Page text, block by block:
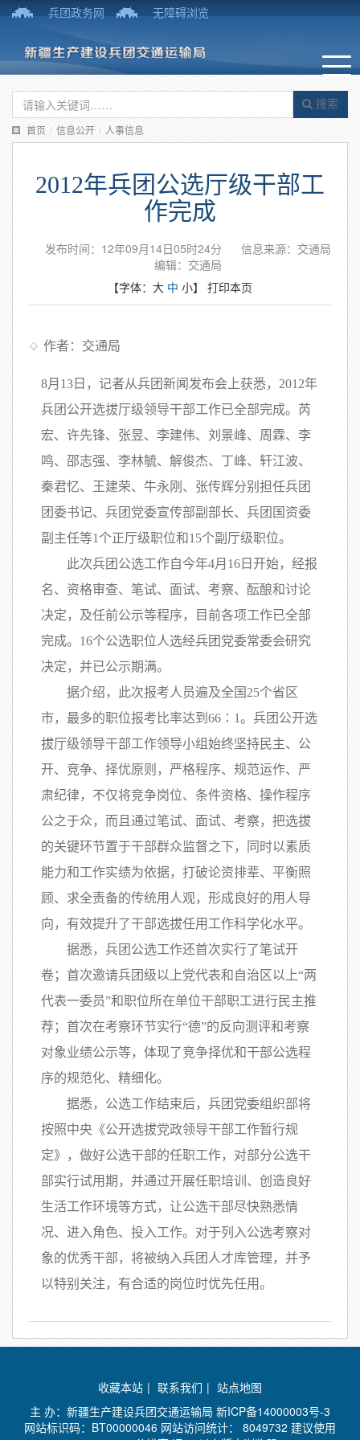
兵团政务网 无障碍浏览
搜索
首页 / 信息公开 / 人事信息
2012年兵团公选厅级干部工
作完成
发布时间：12年09月14日05时24分
信息来源：交通局
编辑：交通局
【字体： 大 中 小】 打印本页
作者：交通局
8月13日，记者从兵团新闻发布会上获悉，2012年
兵团公开选拔厅级领导干部工作已全部完成。芮
宏、许先锋、张昱、李建伟、刘景峰、周霖、李
鸣、邵志强、李林毓、解俊杰、丁峰、轩江波、
秦君忆、王建荣、牛永刚、张传辉分别担任兵团
团委书记、兵团党委宣传部副部长、兵团国资委
副主任等1个正厅级职位和15个副厅级职位。
此次兵团公选工作自今年4月16日开始，经报
名、资格审查、笔试、面试、考察、酝酿和讨论
决定，及任前公示等程序，目前各项工作已全部
完成。16个公选职位人选经兵团党委常委会研究
决定，并已公示期满。
据介绍，此次报考人员遍及全国25个省区
市，最多的职位报考比率达到66∶1。兵团公开选
拔厅级领导干部工作领导小组始终坚持民主、公
开、竞争、择优原则，严格程序、规范运作、严
肃纪律，不仅将竞争岗位、条件资格、操作程序
公之于众，而且通过笔试、面试、考察，把选拔
的关键环节置于干部群众监督之下，同时以素质
能力和工作实绩为依据，打破论资排辈、平衡照
顾、求全责备的传统用人观，形成良好的用人导
向，有效提升了干部选拔任用工作科学化水平。
据悉，兵团公选工作还首次实行了笔试开
卷；首次邀请兵团级以上党代表和自治区以上“两
代表一委员”和职位所在单位干部职工进行民主推
荐；首次在考察环节实行“德”的反向测评和考察
对象业绩公示等，体现了竞争择优和干部公选程
序的规范化、精细化。
据悉，公选工作结束后，兵团党委组织部将
按照中央《公开选拔党政领导干部工作暂行规
定》，做好公选干部的任职工作，对部分公选干
部实行试用期，并通过开展任职培训、创造良好
生活工作环境等方式，让公选干部尽快熟悉情
况、进入角色、投入工作。对于列入公选考察对
象的优秀干部，将被纳入兵团人才库管理，并予
以特别关注，有合适的岗位时优先任用。
收藏本站 | 联系我们 | 站点地图
主 办：新疆生产建设兵团交通运输局 新ICP备14000003号-3
网站标识码：BT00000046 网站访问统计： 8049732 建议使用